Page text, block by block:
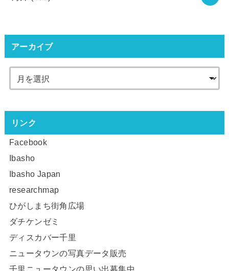
アーカイブ
リンク
Facebook
Ibasho
Ibasho Japan
researchmap
ひがしまち街角広場
ダチケンゼミ
ディスカバー千里
ニュータウンの写真データ販売
千里ニュータウンの思い出募集中